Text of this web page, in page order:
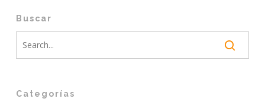
Buscar
Categorías